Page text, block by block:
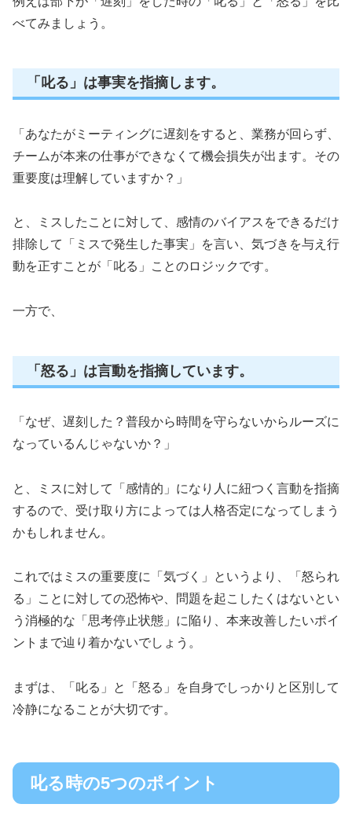
べてみましょう。
「叱る」は事実を指摘します。
「あなたがミーティングに遅刻をすると、業務が回らず、
チームが本来の仕事ができなくて機会損失が出ます。その
重要度は理解していますか？」
と、ミスしたことに対して、感情のバイアスをできるだけ
排除して「ミスで発生した事実」を言い、気づきを与え行
動を正すことが「叱る」ことのロジックです。
一方で、
「怒る」は言動を指摘しています。
「なぜ、遅刻した？普段から時間を守らないからルーズに
なっているんじゃないか？」
と、ミスに対して「感情的」になり人に紐つく言動を指摘
するので、受け取り方によっては人格否定になってしまう
かもしれません。
これではミスの重要度に「気づく」というより、「怒られ
る」ことに対しての恐怖や、問題を起こしたくはないとい
う消極的な「思考停止状態」に陥り、本来改善したいポイ
ントまで辿り着かないでしょう。
まずは、「叱る」と「怒る」を自身でしっかりと区別して
冷静になることが大切です。
叱る時の5つのポイント